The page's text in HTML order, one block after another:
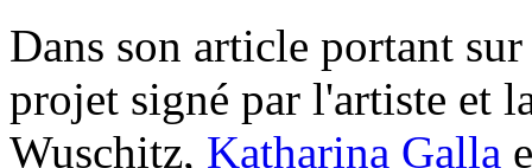
Dans son article portant
projet signé par l'artiste et
Wuschitz, Katharina Galla